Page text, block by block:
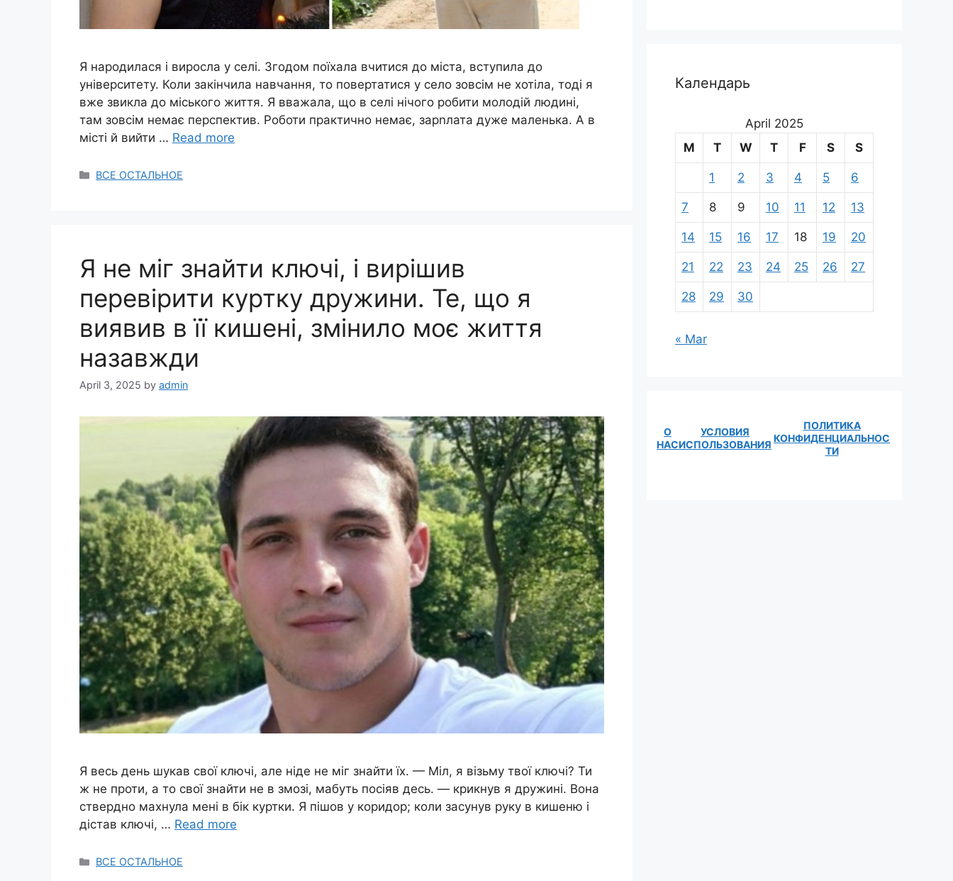
Я народилася і виросла у селі. Згодом поїхала вчитися до міста, вступила до
університету. Коли закінчила навчання, то повертатися у село зовсім не хотіла, тоді я
вже звикла до міського життя. Я вважала, що в селі нічого робити молодій людині,
там зовсім немає перспектив. Роботи практично немає, зарnлата дуже маленька. А в
місті й вийти … Read more
Categories
ВСЕ ОСТАЛЬНОЕ
Я не міг знайти ключі, і вирішив
перевірити куртку дружини. Те, що я
виявив в її кишені, змінило моє життя
назавжди
April 3, 2025 by admin
Я весь день шукав свої ключі, але ніде не міг знайти їх. — Міл, я візьму твої ключі? Ти
ж не проти, а то свої знайти не в змозі, мабуть посіяв десь. — крикнув я дружині. Вона
ствердно махнула мені в бік куртки. Я пішов у коридор; коли засунув руку в кишеню і
дістав ключі, … Read more
Categories
ВСЕ ОСТАЛЬНОЕ
Календарь
April 2025
M
T W T F S S
1 2 3 4 5 6
7 8 9 10 11 12 13
14 15 16 17 18 19 20
21 22 23 24 25 26 27
28 29 30
« Mar
О
НАС
УСЛОВИЯ
ИСПОЛЬЗОВАНИЯ
ПОЛИТИКА
КОНФИДЕНЦИАЛЬНОС
ТИ